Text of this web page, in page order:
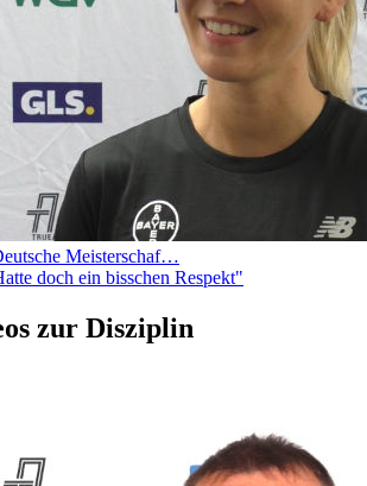
Meisterschaf…
doch ein bisschen Respekt"
zur Disziplin